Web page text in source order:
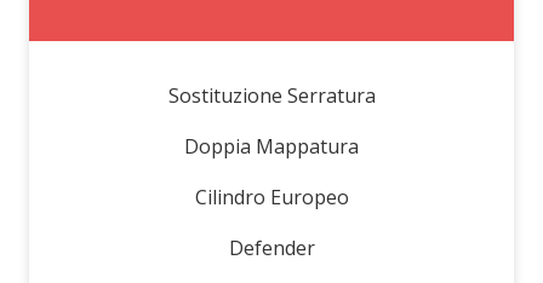
Sostituzione Serratura
Doppia Mappatura
Cilindro Europeo
Defender